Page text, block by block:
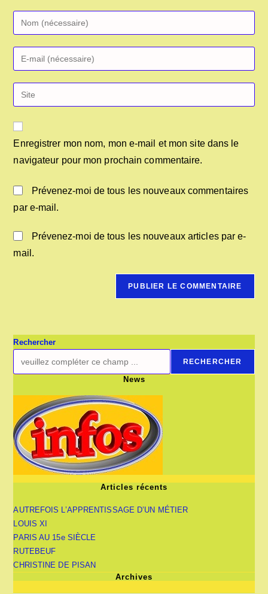
Enregistrer mon nom, mon e-mail et mon site dans le
navigateur pour mon prochain commentaire.
Prévenez-moi de tous les nouveaux commentaires
par e-mail.
Prévenez-moi de tous les nouveaux articles par e-
mail.
Rechercher
RECHERCHER
News
Articles récents
AUTREFOIS L’APPRENTISSAGE D’UN MÉTIER
LOUIS XI
PARIS AU 15e SIÈCLE
RUTEBEUF
CHRISTINE DE PISAN
Archives